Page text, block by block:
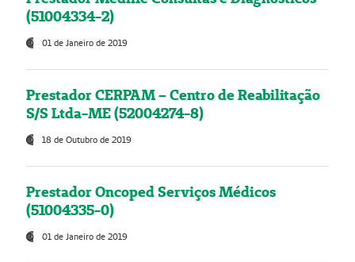
(51004334-2)
01 de Janeiro de 2019
Prestador CERPAM – Centro de Reabilitação
S/S Ltda-ME (52004274-8)
18 de Outubro de 2019
Prestador Oncoped Serviços Médicos
(51004335-0)
01 de Janeiro de 2019